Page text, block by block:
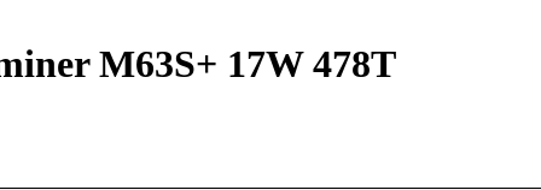
M63S+ 17W 478T